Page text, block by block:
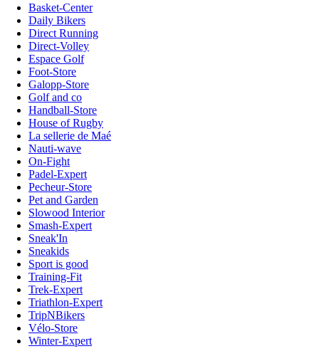
Basket-Center
Daily Bikers
Direct Running
Direct-Volley
Espace Golf
Foot-Store
Galopp-Store
Golf and co
Handball-Store
House of Rugby
La sellerie de Maé
Nauti-wave
On-Fight
Padel-Expert
Pecheur-Store
Pet and Garden
Slowood Interior
Smash-Expert
Sneak'In
Sneakids
Sport is good
Training-Fit
Trek-Expert
Triathlon-Expert
TripNBikers
Vélo-Store
Winter-Expert